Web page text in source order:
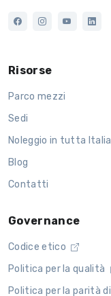
Risorse
Parco mezzi
Sedi
Noleggio in tutta Italia
Blog
Contatti
Governance
Codice etico
Politica per la qualità
Politica per la parità di